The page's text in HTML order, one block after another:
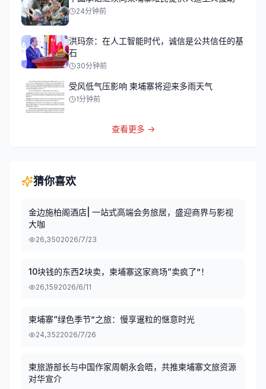
24分钟前
洪玛奈：在人工智能时代，诚信是公共信任的基
石
30分钟前
受风低气压影响 柬埔寨将迎来多雨天气
1分钟前
查看更多 →
猜你喜欢
金边施柏阁酒店| 一站式高端会务旅居，盛迎商界与影视
大咖
26,3502026/7/23
10块钱的东西2块卖，柬埔寨这家商场“卖疯了”！
26,1592026/6/11
柬埔寨“绿色季节”之旅：慢享暹粒的惬意时光
24,3522026/7/26
柬旅游部长与中国作家周朝永会晤，共推柬埔寨文旅资源
对华宣介